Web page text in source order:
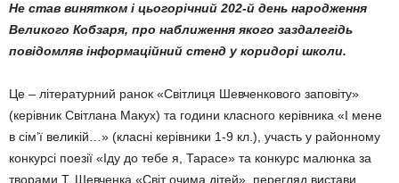
Не став винятком і цьогорічний 202-й день народження
Великого Кобзаря, про наближення якого заздалегідь
повідомляв інформаційний стенд у коридорі школи.
Це – літературний ранок «Світлиця Шевченкового заповіту»
(керівник Світлана Макух) та години класного керівника «І мене
в сім’ї великій…» (класні керівники 1-9 кл.), участь у районному
конкурсі поезії «Іду до тебе я, Тарасе» та конкурс малюнка за
творами Т. Шевченка «Світ очима дітей», перегляд вистави